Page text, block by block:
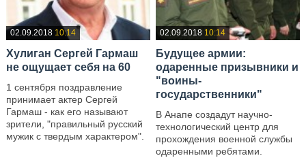
02.09.2018 10:14
Хулиган Сергей Гармаш
не ощущает себя на 60
1 сентября поздравление
принимает актер Сергей
Гармаш - как его называют
зрители, "правильный русский
мужик с твердым характером".
02.09.2018 10:14
Будущее армии:
одаренные призывники и
"воины-
государственники"
В Анапе создадут научно-
технологический центр для
прохождения военной службы
одаренными ребятами.